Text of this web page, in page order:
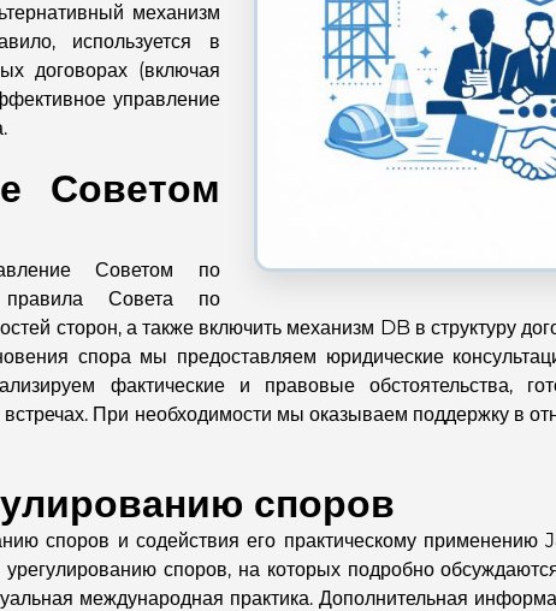
механизм
используется в
договорах (включая
управление
Советом
Советом по
Совета по
сторон, а также включить механизм DB в структуру
спора мы предоставляем юридические
фактические и правовые обстоятельства,
встречах. При необходимости мы оказываем поддержку в
споров
споров и содействия его практическому
споров, на которых подробно
международная практика. Дополнительная